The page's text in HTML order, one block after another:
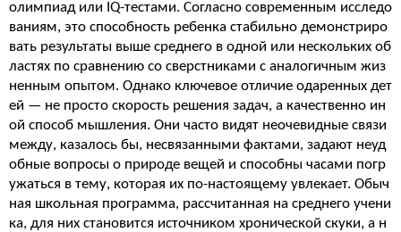
олимпиад или IQ-тестами. Согласно современным исследо
ваниям, это способность ребенка стабильно демонстриро
вать результаты выше среднего в одной или нескольких об
ластях по сравнению со сверстниками с аналогичным жиз
ненным опытом. Однако ключевое отличие одаренных дет
ей — не просто скорость решения задач, а качественно ин
ой способ мышления. Они часто видят неочевидные связи
между, казалось бы, несвязанными фактами, задают неуд
обные вопросы о природе вещей и способны часами погр
ужаться в тему, которая их по-настоящему увлекает. Обыч
ная школьная программа, рассчитанная на среднего учени
ка, для них становится источником хронической скуки, а н